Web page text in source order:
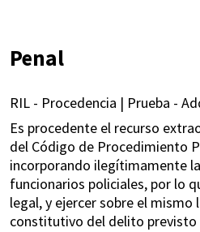
Penal
RIL - Procedencia | Prueba -
Es procedente el recurso
del Código de Procedimiento
incorporando ilegítimamente
funcionarios policiales, por lo
legal, y ejercer sobre el mismo
constitutivo del delito previsto